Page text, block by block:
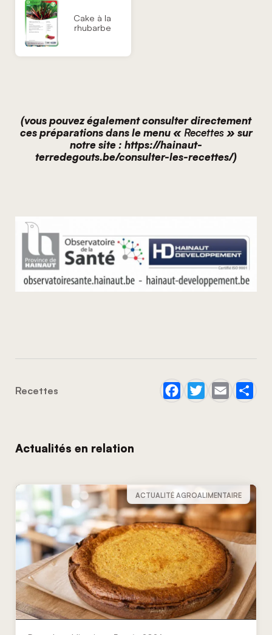
Cake à la
rhubarbe
(vous pouvez également consulter directement
ces préparations dans le menu « Recettes» sur
notre site : https://hainaut-
terredegouts.be/consulter-les-recettes/)
Recettes
Actualités en relation
ACTUALITÉ AGROALIMENTAIRE